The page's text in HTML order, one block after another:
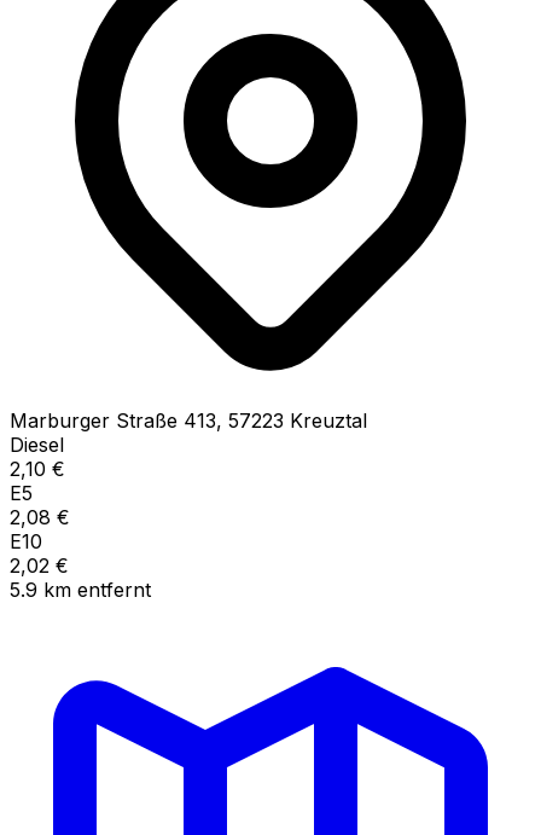
Marburger Straße 413, 57223 Kreuztal
Diesel
2,10 €
E5
2,08 €
E10
2,02 €
5.9 km entfernt